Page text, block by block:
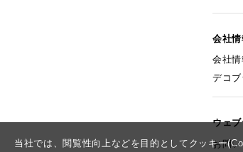
当社では、閲覧性向上などを目的としてクッキー
会社情
会社情
デコ
ウェ
お問